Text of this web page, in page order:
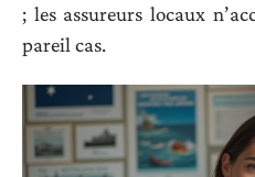
; les assureurs locaux
pareil cas.